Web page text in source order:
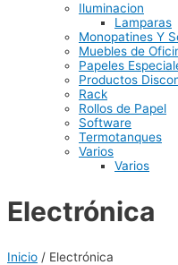
Iluminacion
Lamparas
Monopatines Y
Muebles de
Papeles
Productos
Rack
Rollos de Papel
Software
Termotanques
Varios
Varios
Electrónica
Inicio / Electrónica